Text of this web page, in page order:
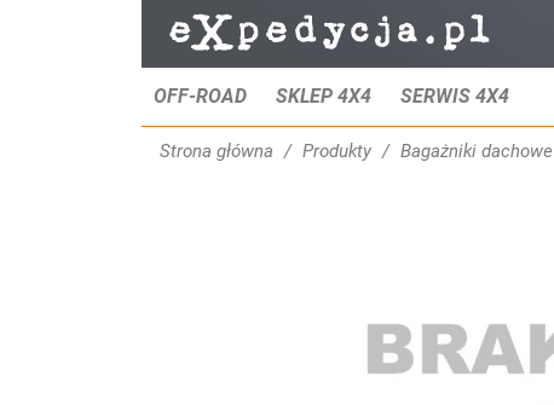
OFF-ROAD SKLEP 4X4 SERWIS 4X4
Strona główna Produkty Bagażniki dachowe